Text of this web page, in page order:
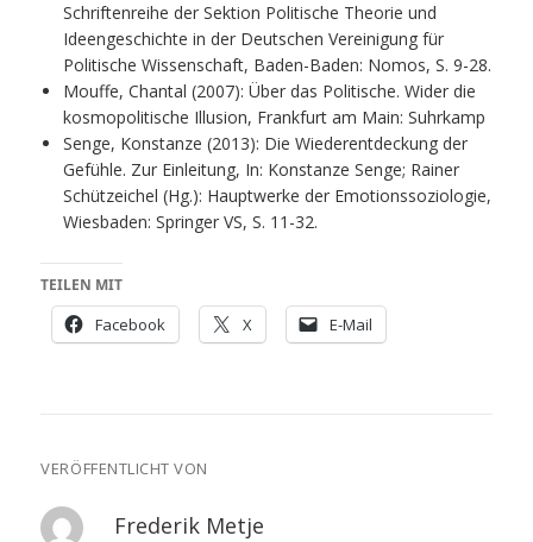
Schriftenreihe der Sektion Politische Theorie und
Ideengeschichte in der Deutschen Vereinigung für
Politische Wissenschaft, Baden-Baden: Nomos, S. 9-28.
Mouffe, Chantal (2007): Über das Politische. Wider die
kosmopolitische Illusion, Frankfurt am Main: Suhrkamp
Senge, Konstanze (2013): Die Wiederentdeckung der
Gefühle. Zur Einleitung, In: Konstanze Senge; Rainer
Schützeichel (Hg.): Hauptwerke der Emotionssoziologie,
Wiesbaden: Springer VS, S. 11-32.
TEILEN MIT
Facebook X E-Mail
VERÖFFENTLICHT VON
Frederik Metje